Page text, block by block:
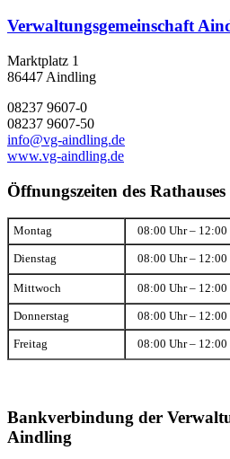
Verwaltungsgemeinschaft
Marktplatz 1
86447 Aindling
08237 9607-0
08237 9607-50
info@vg-aindling.de
www.vg-aindling.de
Öffnungszeiten des Rathauses
Montag 08:00 Uhr – 12:00
Dienstag 08:00 Uhr – 12:00
Mittwoch 08:00 Uhr – 12:00
Donnerstag 08:00 Uhr – 12:00
Freitag 08:00 Uhr – 12:00
Bankverbindung der
Aindling